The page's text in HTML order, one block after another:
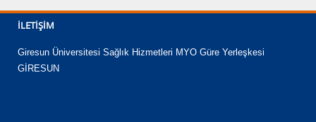
İLETIŞIM
Giresun Üniversitesi Sağlık Hizmetleri MYO Güre Yerleşkesi
GİRESUN